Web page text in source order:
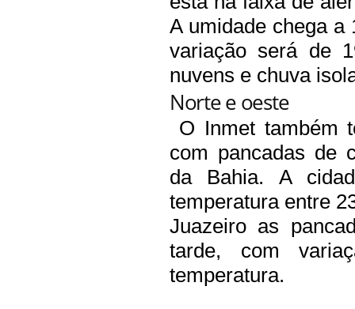
A umidade chega a
variação será de
nuvens e chuva
Norte e oeste
O Inmet também
com pancadas de
da Bahia. A
temperatura entre
Juazeiro as
tarde, com
temperatura.